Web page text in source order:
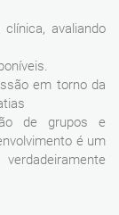
avaliando
em torno da
de grupos e
é um